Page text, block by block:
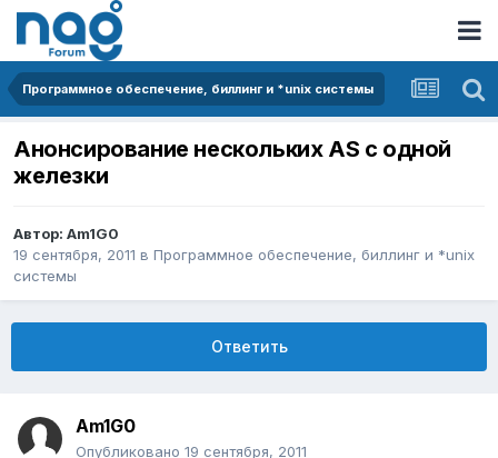
Программное обеспечение, биллинг и *unix системы
Анонсирование нескольких AS с одной
железки
Автор: Am1G0
19 сентября, 2011 в Программное обеспечение, биллинг и *unix
системы
Ответить
Am1G0
Опубликовано 19 сентября, 2011